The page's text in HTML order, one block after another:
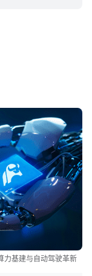
力基建与自动驾驶革新